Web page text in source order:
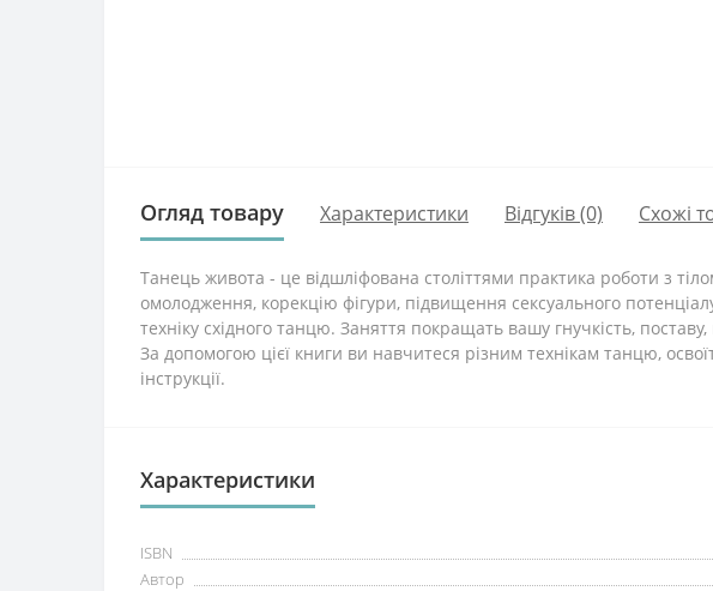
Огляд товару Характеристики Відгуків (0) Схожі
Танець живота - це відшліфована століттями практика роботи з
омолодження, корекцію фігури, підвищення сексуального
техніку східного танцю. Заняття покращать вашу гнучкість,
За допомогою цієї книги ви навчитеся різним технікам танцю,
інструкції.
Характеристики
ISBN
Автор